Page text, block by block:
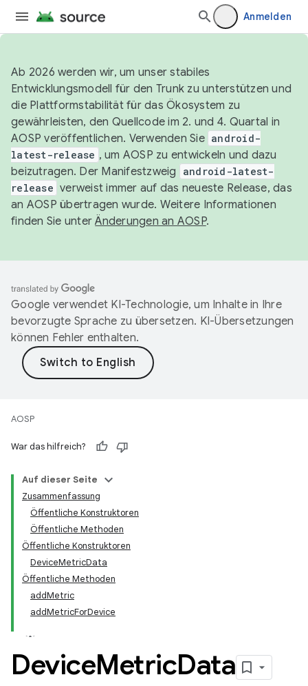
Anmelden
Ab 2026 werden wir, um unser stabiles
Entwicklungsmodell für den Trunk zu unterstützen und
die Plattformstabilität für das Ökosystem zu
gewährleisten, den Quellcode im 2. und 4. Quartal in
AOSP veröffentlichen. Verwenden Sie android-
latest-release , um AOSP zu entwickeln und dazu
beizutragen. Der Manifestzweig
android-latest-
release verweist immer auf das neueste Release, das
an AOSP übertragen wurde. Weitere Informationen
finden Sie unterÄnderungen an AOSP.
Google verwendet KI-Technologie, um Inhalte in Ihre
bevorzugte Sprache zu übersetzen. KI-Übersetzungen
können Fehler enthalten.
AOSP
War das hilfreich?
Auf dieser Seite
Zusammenfassung
Öffentliche Konstruktoren
Öffentliche Methoden
Öffentliche Konstruktoren
DeviceMetricData
Öffentliche Methoden
addMetric
addMetricForDevice
DeviceMetricData